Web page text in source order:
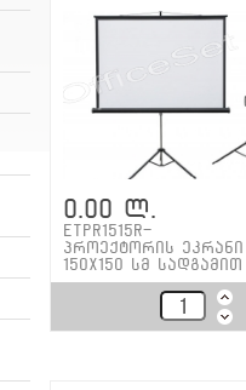
0.00 ლ.
ETPR1515R-
პროექტორის ეკრანი
150x150 სმ სადგამით